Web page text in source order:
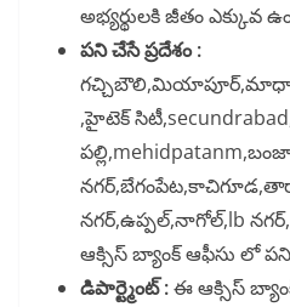
అభ్యర్థులకి జీతం ఎక్కువ
పని చేసే ప్రదేశం :
,హైటెక్
నగర్,ఉప్పల్,నాగోల్,lb
ఆక్సిస్ బ్యాంక్ ఆఫీసు లో
డిపార్ట్మెంట్ :ఈ ఆక్సిస్